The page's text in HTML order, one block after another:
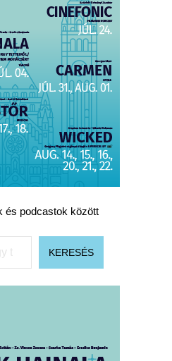
és podcastok között
KERESÉS